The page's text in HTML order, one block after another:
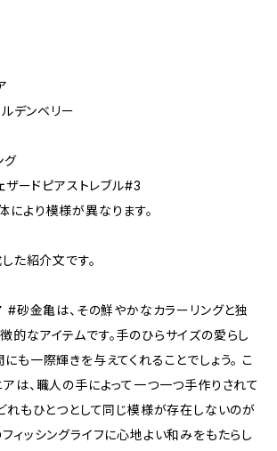
デンベリー
グ
ザードピアストレブル#3
より模様が異なります。
た紹介文です。
#砂金亀は、その鮮やかなカラーリングと独
的なアイテムです。手のひらサイズの愛らし
も一際輝きを与えてくれることでしょう。 こ
は、職人の手によって一つ一つ手作りされて
れもひとつとして同じ模様が存在しないのが
ィッシングライフに心地よい和みをもたらし